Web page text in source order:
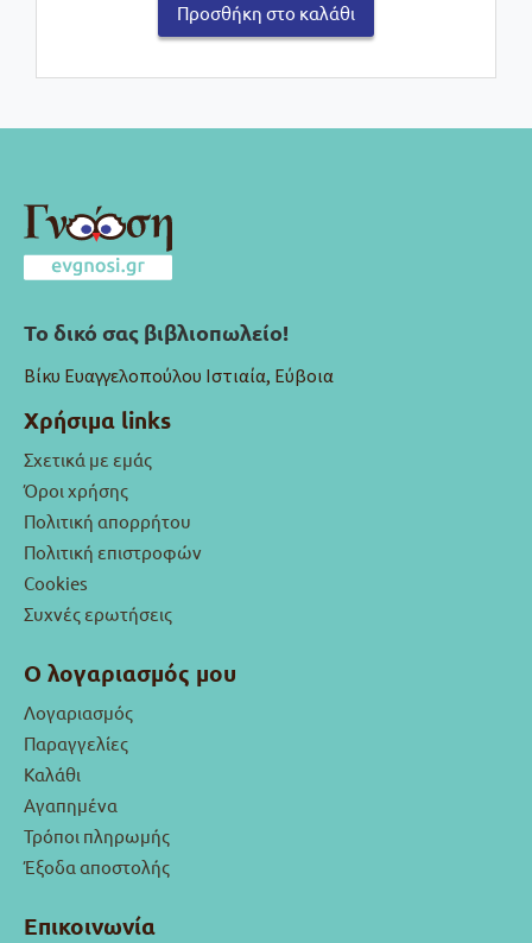
Προσθήκη στο καλάθι
Το δικό σας βιβλιοπωλείο!
Βίκυ Ευαγγελοπούλου Ιστιαία, Εύβοια
Χρήσιμα links
Σχετικά με εμάς
Όροι χρήσης
Πολιτική απορρήτου
Πολιτική επιστροφών
Cookies
Συχνές ερωτήσεις
Ο λογαριασμός μου
Λογαριασμός
Παραγγελίες
Καλάθι
Αγαπημένα
Τρόποι πληρωμής
Έξοδα αποστολής
Επικοινωνία